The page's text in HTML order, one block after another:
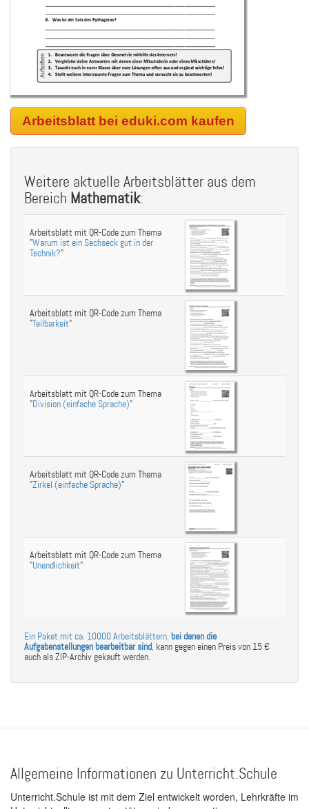
Arbeitsblatt bei eduki.com kaufen
Weitere aktuelle Arbeitsblätter aus dem
Bereich Mathematik:
Arbeitsblatt mit QR-Code zum Thema
"Warum ist ein Sechseck gut in der
Technik?"
Arbeitsblatt mit QR-Code zum Thema
"Teilbarkeit"
Arbeitsblatt mit QR-Code zum Thema
"Division (einfache Sprache)"
Arbeitsblatt mit QR-Code zum Thema
"Zirkel (einfache Sprache)"
Arbeitsblatt mit QR-Code zum Thema
"Unendlichkeit"
Ein Paket mit ca. 10000 Arbeitsblättern, bei denen die
Aufgabenstellungen bearbeitbar sind, kann gegen einen Preis von 15 €
auch als ZIP-Archiv gekauft werden.
Allgemeine Informationen zu Unterricht.Schule
Unterricht.Schule ist mit dem Ziel entwickelt worden, Lehrkräfte im